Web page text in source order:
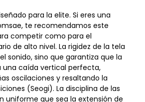
para la elite. Si eres una
te recomendamos este
competir como para el
de alto nivel. La rigidez de la tela
sonido, sino que garantiza que la
caída vertical perfecta,
oscilaciones y resaltando la
(Seogi). La disciplina de las
uniforme que sea la extensión de